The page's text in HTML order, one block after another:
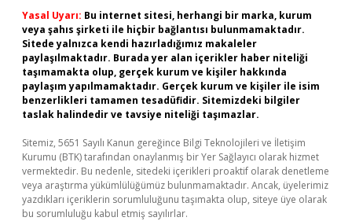
Yasal Uyarı: Bu internet sitesi, herhangi bir marka, kurum
veya şahıs şirketi ile hiçbir bağlantısı bulunmamaktadır.
Sitede yalnızca kendi hazırladığımız makaleler
paylaşılmaktadır. Burada yer alan içerikler haber niteliği
taşımamakta olup, gerçek kurum ve kişiler hakkında
paylaşım yapılmamaktadır. Gerçek kurum ve kişiler ile isim
benzerlikleri tamamen tesadüfidir. Sitemizdeki bilgiler
taslak halindedir ve tavsiye niteliği taşımazlar.
Sitemiz, 5651 Sayılı Kanun gereğince Bilgi Teknolojileri ve İletişim
Kurumu (BTK) tarafından onaylanmış bir Yer Sağlayıcı olarak hizmet
vermektedir. Bu nedenle, sitedeki içerikleri proaktif olarak denetleme
veya araştırma yükümlülüğümüz bulunmamaktadır. Ancak, üyelerimiz
yazdıkları içeriklerin sorumluluğunu taşımakta olup, siteye üye olarak
bu sorumluluğu kabul etmiş sayılırlar.